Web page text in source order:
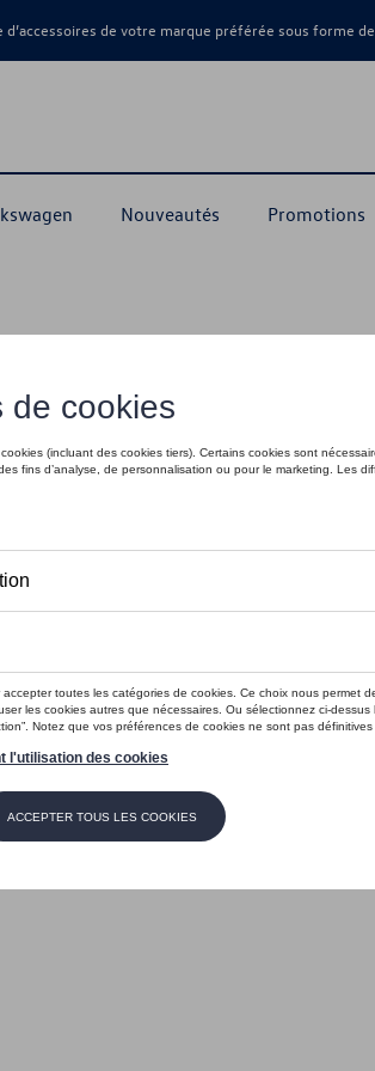
de votre marque préférée sous forme
Nouveautés Promotions